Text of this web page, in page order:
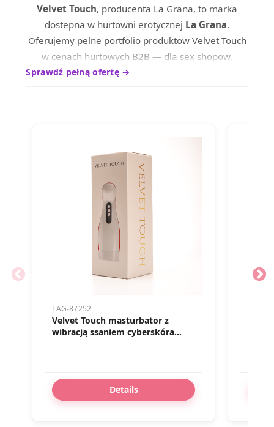
Velvet Touch, producenta La Grana, to marka
dostepna w hurtowni erotycznej La Grana.
Oferujemy pelne portfolio produktow Velvet Touch
w cenach hurtowych B2B — dla sex shopow,
sklepow internetowych oraz dystrybutrow na
uznaniem wsrod profesjonalnych nabywcow.
Skontaktuj sie z nami, aby poznac aktualne ceny
hurtowe i warunki wspolpracy.
Sprawdź pełną ofertę →
LAG-87252
Velvet Touch masturbator z
wibracją ssaniem cyberskóra
Details